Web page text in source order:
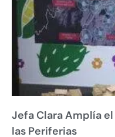
Jefa Clara Amplía
las Periferias